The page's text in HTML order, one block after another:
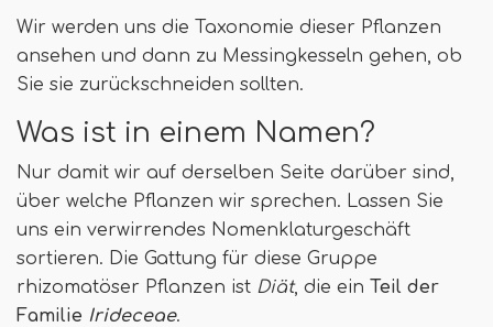
Wir werden uns die Taxonomie dieser Pflanzen
ansehen und dann zu Messingkesseln gehen, ob
Sie sie zurückschneiden sollten.
Was ist in einem Namen?
Nur damit wir auf derselben Seite darüber sind,
über welche Pflanzen wir sprechen. Lassen Sie
uns ein verwirrendes Nomenklaturgeschäft
sortieren. Die Gattung für diese Gruppe
rhizomatöser Pflanzen ist Diät, die ein Teil der
Familie Irideceae.